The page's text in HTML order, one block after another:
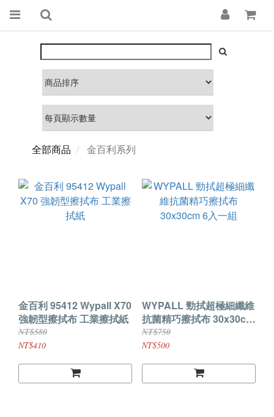
全部商品 金百利系列
金百利 95412 Wypall X70
強韌型擦拭布 工業擦拭紙
NT$580
NT$410
WYPALL 勁拭超極細纖維
抗菌精巧擦拭布 30x30cm
6入一組
NT$750
NT$500